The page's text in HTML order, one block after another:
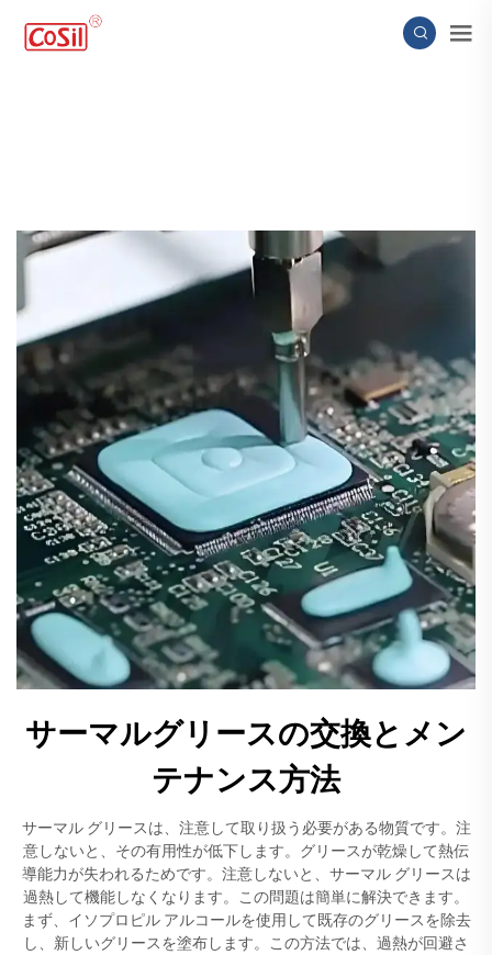
サーマルグリースの交換とメン
テナンス方法
サーマル グリースは、注意して取り扱う必要がある物質です。注
意しないと、その有用性が低下します。グリースが乾燥して熱伝
導能力が失われるためです。注意しないと、サーマル グリースは
過熱して機能しなくなります。この問題は簡単に解決できます。
まず、イソプロピル アルコールを使用して既存のグリースを除去
し、新しいグリースを塗布します。この方法では、過熱が回避さ